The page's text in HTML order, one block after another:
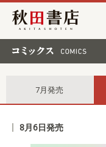
秋田書店
7月発売
8月6日発売